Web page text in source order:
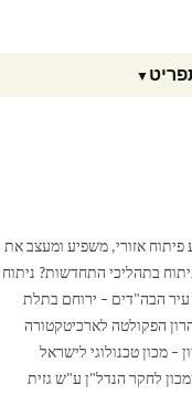
פיתוח אזורי, משפיע ומעצב את
בתהליכי התחדשות? ניתוח
הבה"דים – ירוחם בתלת
הפקולטה לארכיטקטורה
– מכון טכנולוגי לישראל
לחקר הנדל"ן ע"ש גזית